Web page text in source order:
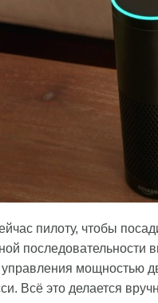
пилоту, чтобы
последовательности
управления мощностью
Всё это делается